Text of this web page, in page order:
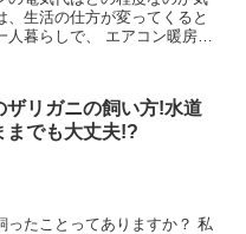
生活の仕方が変ってくると
人暮らしで、 エアコン暖房の
ザリガニの飼い方!水道
までも大丈夫!?
ったことってありますか？ 私